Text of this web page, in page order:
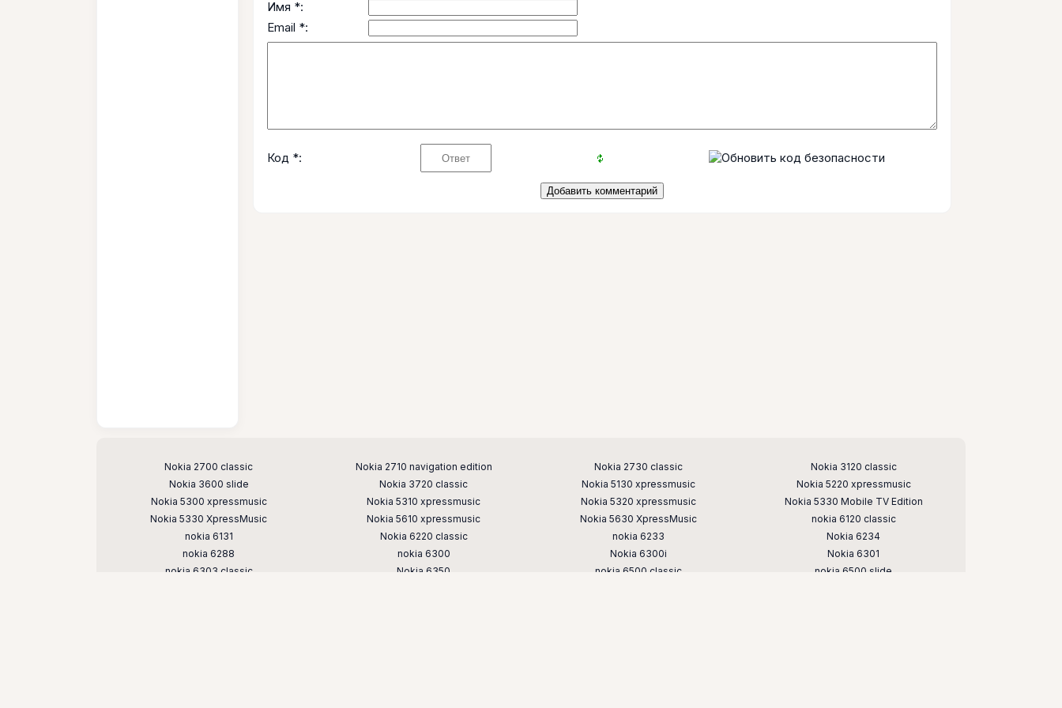
Имя *:
Email *:
Код *:
Поддерживаемые модели
Nokia 2700 classic Nokia 2710 navigation edition Nokia 2730 classic
Nokia 3120 classic
Nokia 3600 slide
Nokia 3720 classic Nokia 5130 xpressmusic
Nokia 5220 xpressmusic
Nokia 5300 xpressmusic
Nokia 5310 xpressmusic Nokia 5320 xpressmusic
Nokia 5330 Mobile TV Edition
Nokia 5330 XpressMusic
Nokia 5610 xpressmusic Nokia 5630 XpressMusic
nokia 6120 classic
nokia 6131
Nokia 6220 classic nokia 6233
Nokia 6234
nokia 6288
nokia 6300 Nokia 6300i
Nokia 6301
nokia 6303 classic
Nokia 6350 nokia 6500 classic
nokia 6500 slide